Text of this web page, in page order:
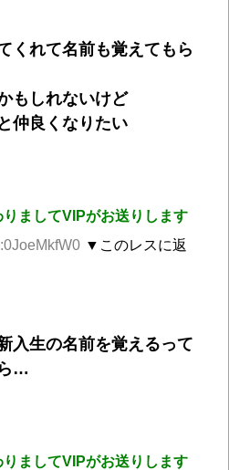
くれて名前も覚えてもら
もしれないけど
仲良くなりたい
ましてVIPがお送りします
▼このレスに返
入生の名前を覚えるって
…
ましてVIPがお送りします